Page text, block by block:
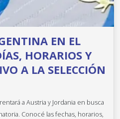
EN EL
HORARIOS Y
A LA SELECCIÓN
a Austria y Jordania en busca
Conocé las fechas, horarios,